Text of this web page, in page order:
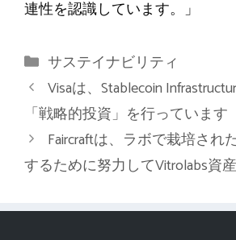
連性を認識しています。」
カ
テ
ゴ
リ
ー
サステイナビリティ
Visaは、Stablecoin
「戦略的投資」を行っています
Faircraftは、ラボで栽培され
するために努力してVitrolabs資